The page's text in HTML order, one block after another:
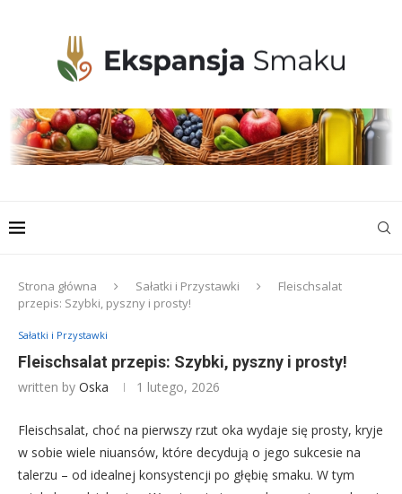
Strona główna Sałatki i Przystawki
Fleischsalat
przepis: Szybki, pyszny i prosty!
Sałatki i Przystawki
Fleischsalat przepis: Szybki, pyszny i prosty!
written by Oska 1 lutego, 2026
Fleischsalat, choć na pierwszy rzut oka wydaje się prosty, kryje
w sobie wiele niuansów, które decydują o jego sukcesie na
talerzu – od idealnej konsystencji po głębię smaku. W tym